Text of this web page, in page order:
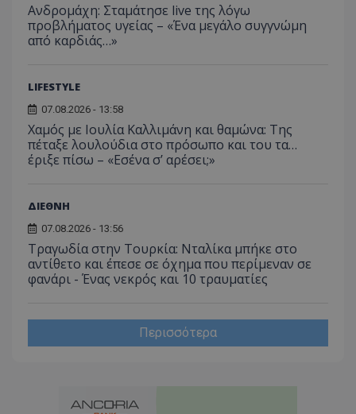
Ανδρομάχη: Σταμάτησε live της λόγω
προβλήματος υγείας – «Ένα μεγάλο συγγνώμη
από καρδιάς…»
LIFESTYLE
07.08.2026 - 13:58
Χαμός με Ιουλία Καλλιμάνη και θαμώνα: Της
πέταξε λουλούδια στο πρόσωπο και του τα…
έριξε πίσω – «Εσένα σ’ αρέσει;»
ΔΙΕΘΝΗ
07.08.2026 - 13:56
Τραγωδία στην Τουρκία: Νταλίκα μπήκε στο
αντίθετο και έπεσε σε όχημα που περίμεναν σε
φανάρι - Ένας νεκρός και 10 τραυματίες
Περισσότερα